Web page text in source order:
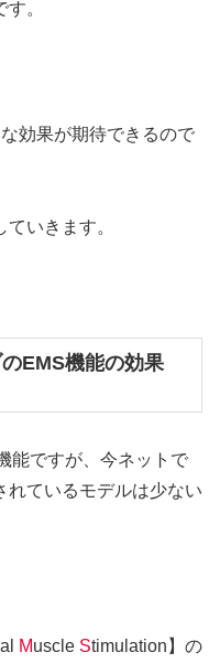
。
効果が期待できるので
いきます。
EMS機能の効果
能ですが、今ネットで
れているモデルは少ない
Muscle Stimulation】の